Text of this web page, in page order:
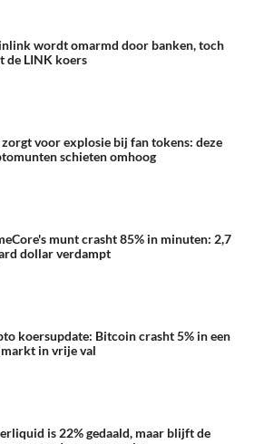
wordt omarmd door banken, toch
de LINK koers
voor explosie bij fan tokens: deze
schieten omhoog
munt crasht 85% in minuten: 2,7
dollar verdampt
koersupdate: Bitcoin crasht 5% in een
in vrije val
is 22% gedaald, maar blijft de